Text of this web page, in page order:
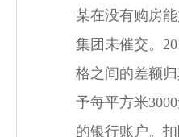
某在没有购房
集团未催交。
格之间的差额
予每平方米
的银行账户。